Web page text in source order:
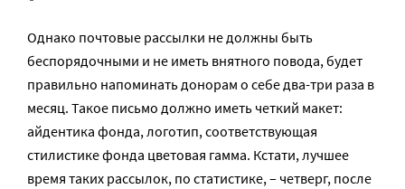
Однако почтовые рассылки не должны быть
беспорядочными и не иметь внятного повода, будет
правильно напоминать донорам о себе два-три раза в
месяц. Такое письмо должно иметь четкий макет:
айдентика фонда, логотип, соответствующая
стилистике фонда цветовая гамма. Кстати, лучшее
время таких рассылок, по статистике, – четверг, после